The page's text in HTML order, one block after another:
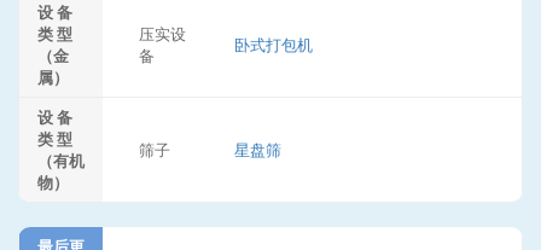
设 备
类 型
（金
属）
压实设
备
卧式打包机
设 备
类 型
（有机
物）
筛子 星盘筛